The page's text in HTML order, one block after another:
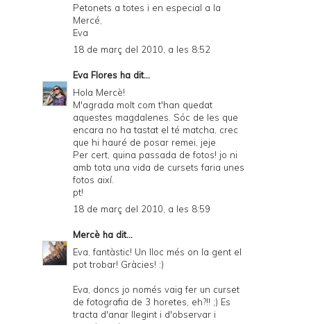
Petonets a totes i en especial a la
Mercé,
Eva
18 de març del 2010, a les 8:52
Eva Flores ha dit...
Hola Mercè!
M'agrada molt com t'han quedat
aquestes magdalenes. Sóc de les que
encara no ha tastat el té matcha, crec
que hi hauré de posar remei, jeje
Per cert, quina passada de fotos! jo ni
amb tota una vida de cursets faria unes
fotos així.
pt!
18 de març del 2010, a les 8:59
Mercè ha dit...
Eva, fantàstic! Un lloc més on la gent el
pot trobar! Gràcies! :)
Eva, doncs jo només vaig fer un curset
de fotografia de 3 horetes, eh?!! ;) Es
tracta d'anar llegint i d'observar i